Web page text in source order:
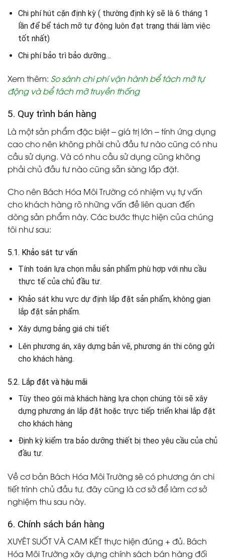
Chi phí hút cặn định kỳ ( thường định kỳ sẽ là 6 tháng 1
lần để bể tách mỡ tự động luôn đạt trạng thái làm việc
tốt nhất)
Chi phí bảo trì bảo dưỡng…
Xem thêm: So sánh chi phí vận hành bể tách mỡ tự
động và bể tách mỡ truyền thống
5. Quy trình bán hàng
Là một sản phẩm đặc biệt – giá trị lớn – tính ứng dụng
cao cho nên không phải chủ đầu tư nào cũng có nhu
cầu sử dụng. Và có nhu cầu sử dụng cũng không
phải chủ đầu tư nào cũng sẵn sàng lắp đặt.
Cho nên Bách Hóa Môi Trường có nhiệm vụ tự vấn
cho khách hàng rõ những vấn đề liên quan đến
dòng sản phẩm này. Các bước thực hiện của chúng
tôi như sau:
5.1. Khảo sát tư vấn
Tính toán lựa chọn mẫu sản phẩm phù hợp với nhu cầu
thực tế của chủ đầu tư.
Khảo sát khu vực dự định lắp đặt sản phẩm, không gian
lắp đặt sản phẩm.
Xây dựng bảng giá chi tiết
Lên phương án, xây dựng bản vẽ, phương án thi công gửi
cho khách hàng.
5.2. Lắp đặt và hậu mãi
Tùy theo gói mà khách hàng lựa chọn chúng tôi sẽ xây
dựng phương án lắp đặt hoặc trực tiếp triển khai lắp đặt
cho khách hàng
Định kỳ kiểm tra bảo dưỡng thiết bị theo yêu cầu của chủ
đầu tư.
Về cơ bản Bách Hóa Môi Trường sẽ có phương án chi
tiết trình chủ đầu tư, đây cũng là cơ sở để làm cơ sở
nghiệm thu sau này.
6. Chính sách bán hàng
XUYÊT SUỐT VÀ CAM KẾT thực hiện đúng + đủ. Bách
Hóa Môi Trường xây dựng chính sách bán hàng đối